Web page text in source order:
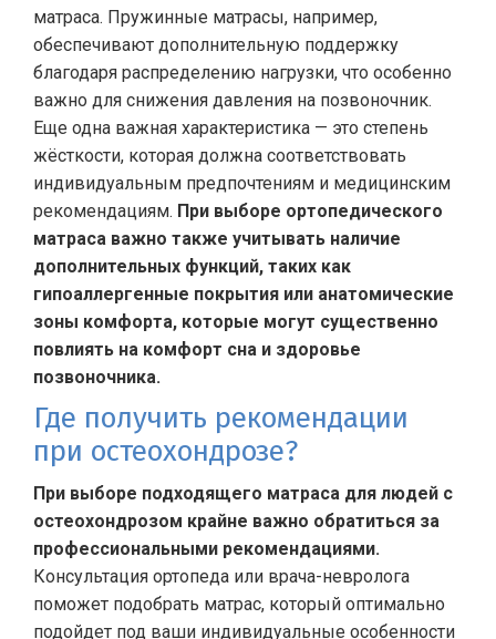
матраса. Пружинные матрасы, например,
обеспечивают дополнительную поддержку
благодаря распределению нагрузки, что особенно
важно для снижения давления на позвоночник.
Еще одна важная характеристика — это степень
жёсткости, которая должна соответствовать
индивидуальным предпочтениям и медицинским
рекомендациям. При выборе ортопедического
матраса важно также учитывать наличие
дополнительных функций, таких как
гипоаллергенные покрытия или анатомические
зоны комфорта, которые могут существенно
повлиять на комфорт сна и здоровье
позвоночника.
Где получить рекомендации
при остеохондрозе?
При выборе подходящего матраса для людей с
остеохондрозом крайне важно обратиться за
профессиональными рекомендациями.
Консультация ортопеда или врача-невролога
поможет подобрать матрас, который оптимально
подойдет под ваши индивидуальные особенности